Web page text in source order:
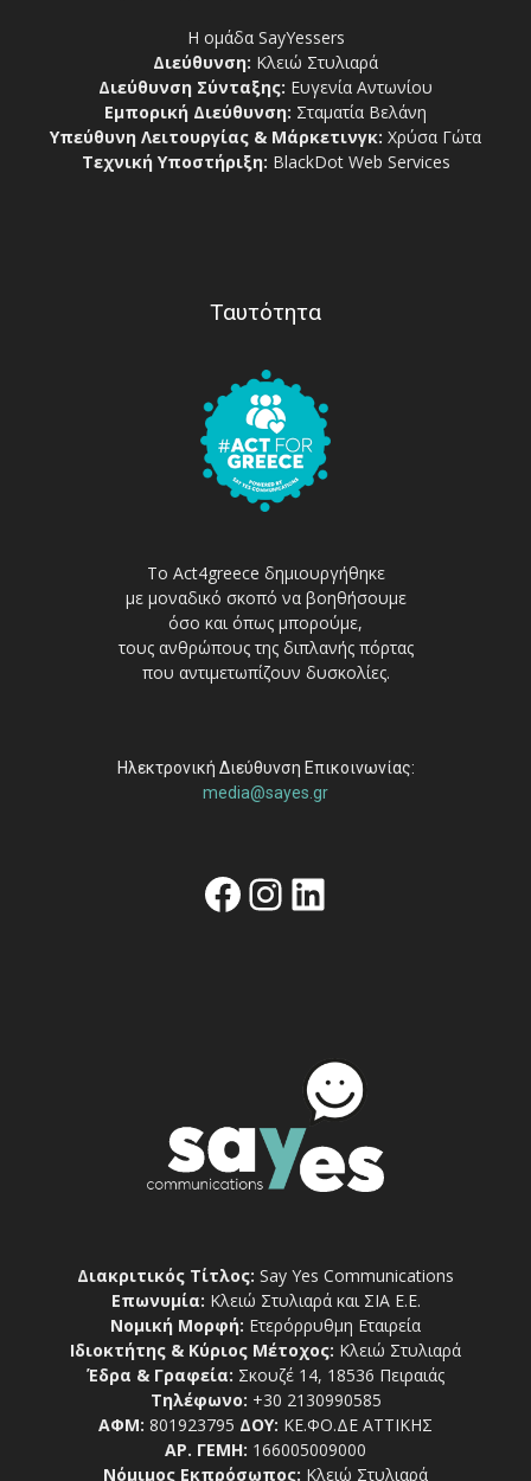
Η ομάδα SayYessers
Διεύθυνση: Κλειώ Στυλιαρά
Διεύθυνση Σύνταξης: Ευγενία Αντωνίου
Εμπορική Διεύθυνση: Σταματία Βελάνη
Υπεύθυνη Λειτουργίας & Μάρκετινγκ: Χρύσα Γώτα
Τεχνική Υποστήριξη: BlackDot Web Services
Ταυτότητα
Το Act4greece δημιουργήθηκε
με μοναδικό σκοπό να βοηθήσουμε
όσο και όπως μπορούμε,
τους ανθρώπους της διπλανής πόρτας
που αντιμετωπίζουν δυσκολίες.
Ηλεκτρονική Διεύθυνση Επικοινωνίας:
media@sayes.gr
Facebook
Instagram
Linkedin
Διακριτικός Τίτλος: Say Yes Communications
Επωνυμία: Κλειώ Στυλιαρά και ΣΙΑ Ε.Ε.
Νομική Μορφή: Ετερόρρυθμη Εταιρεία
Ιδιοκτήτης & Κύριος Μέτοχος: Κλειώ Στυλιαρά
Έδρα & Γραφεία: Σκουζέ 14, 18536 Πειραιάς
Τηλέφωνο: +30 2130990585
ΑΦΜ: 801923795 ΔΟΥ: ΚΕ.ΦΟ.ΔΕ ΑΤΤΙΚΗΣ
ΑΡ. ΓΕΜΗ: 166005009000
Νόμιμος Εκπρόσωπος: Κλειώ Στυλιαρά